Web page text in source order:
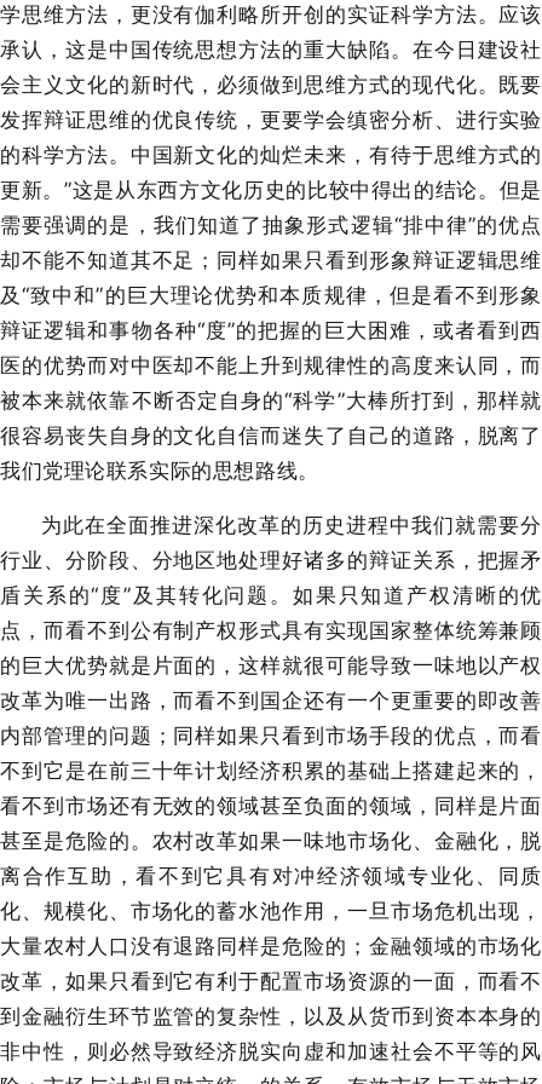
学思维方法，更没有伽利略所开创的实证科学方法。应该
承认，这是中国传统思想方法的重大缺陷。在今日建设社
会主义文化的新时代，必须做到思维方式的现代化。既要
发挥辩证思维的优良传统，更要学会缜密分析、进行实验
的科学方法。中国新文化的灿烂未来，有待于思维方式的
更新。”这是从东西方文化历史的比较中得出的结论。但是
需要强调的是，我们知道了抽象形式逻辑“排中律”的优点
却不能不知道其不足；同样如果只看到形象辩证逻辑思维
及“致中和”的巨大理论优势和本质规律，但是看不到形象
辩证逻辑和事物各种“度”的把握的巨大困难，或者看到西
医的优势而对中医却不能上升到规律性的高度来认同，而
被本来就依靠不断否定自身的“科学”大棒所打到，那样就
很容易丧失自身的文化自信而迷失了自己的道路，脱离了
我们党理论联系实际的思想路线。
为此在全面推进深化改革的历史进程中我们就需要分
行业、分阶段、分地区地处理好诸多的辩证关系，把握矛
盾关系的“度”及其转化问题。如果只知道产权清晰的优
点，而看不到公有制产权形式具有实现国家整体统筹兼顾
的巨大优势就是片面的，这样就很可能导致一味地以产权
改革为唯一出路，而看不到国企还有一个更重要的即改善
内部管理的问题；同样如果只看到市场手段的优点，而看
不到它是在前三十年计划经济积累的基础上搭建起来的，
看不到市场还有无效的领域甚至负面的领域，同样是片面
甚至是危险的。农村改革如果一味地市场化、金融化，脱
离合作互助，看不到它具有对冲经济领域专业化、同质
化、规模化、市场化的蓄水池作用，一旦市场危机出现，
大量农村人口没有退路同样是危险的；金融领域的市场化
改革，如果只看到它有利于配置市场资源的一面，而看不
到金融衍生环节监管的复杂性，以及从货币到资本本身的
非中性，则必然导致经济脱实向虚和加速社会不平等的风